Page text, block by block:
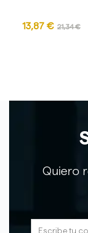
13,87 € 21,34 €
Quiero